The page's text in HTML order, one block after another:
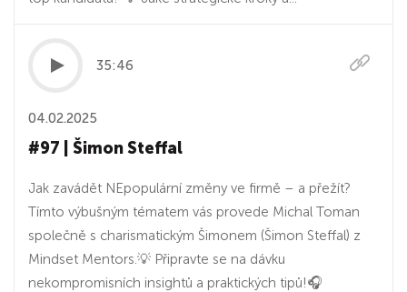
35:46
04.02.2025
#97 | Šimon Steffal
Jak zavádět NEpopulární změny ve firmě – a přežít?
Tímto výbušným tématem vás provede Michal Toman
společně s charismatickým Šimonem (Šimon Steffal) z
Mindset Mentors.💡 Připravte se na dávku
nekompromisních insightů a praktických tipů!🎧